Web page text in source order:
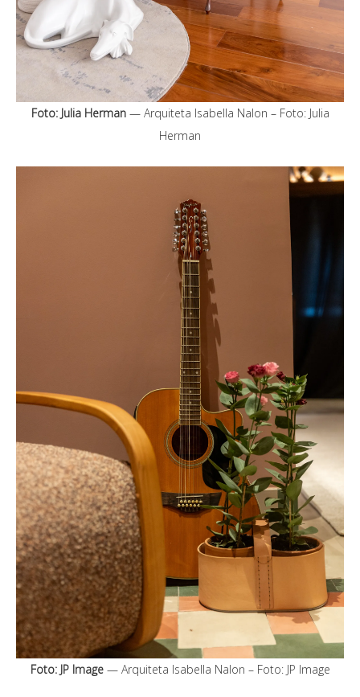
Foto: Julia Herman— Arquiteta Isabella Nalon – Foto: Julia
Herman
Foto: JP Image— Arquiteta Isabella Nalon – Foto: JP Image